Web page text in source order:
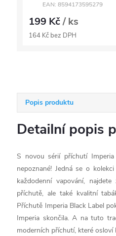
EAN: 8594173595279
199 Kč/ ks
164 Kč bez DPH
Popis produktu
Detailní popis
S novou sérií příchutí
nepoznané! Jedná se o
každodenní vapování,
příchutě, ale také kvalitní
Příchutě Imperia Black Label
Imperia skončila. A na tuto
moderních příchutí, které osloví